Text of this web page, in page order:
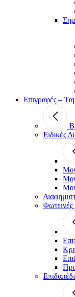
Επιγραφές –
Ειδικές
Φωτεινές